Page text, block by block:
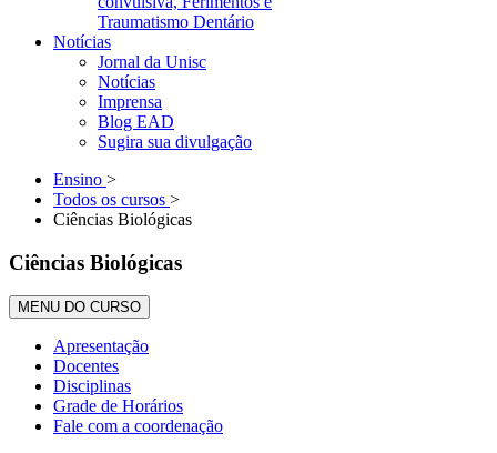
Traumatismo Dentário
Notícias
Jornal da Unisc
Notícias
Imprensa
Blog EAD
Sugira sua divulgação
Ensino >
Todos os cursos >
Ciências Biológicas
Ciências Biológicas
MENU DO CURSO
Apresentação
Docentes
Disciplinas
Grade de Horários
Fale com a coordenação